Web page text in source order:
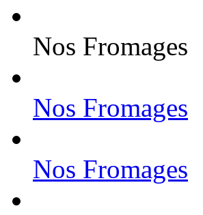
Nos Fromages
Nos Fromages
Nos Fromages